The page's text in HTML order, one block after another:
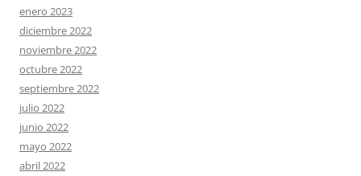
enero 2023
diciembre 2022
noviembre 2022
octubre 2022
septiembre 2022
julio 2022
junio 2022
mayo 2022
abril 2022